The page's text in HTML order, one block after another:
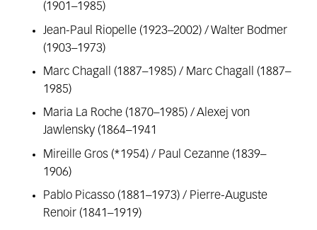
(1901–1985)
Jean-Paul Riopelle (1923–2002) / Walter Bodmer
(1903–1973)
Marc Chagall (1887–1985) / Marc Chagall (1887–
1985)
Maria La Roche (1870–1985) / Alexej von
Jawlensky (1864–1941
Mireille Gros (*1954) / Paul Cezanne (1839–
1906)
Pablo Picasso (1881–1973) / Pierre-Auguste
Renoir (1841–1919)